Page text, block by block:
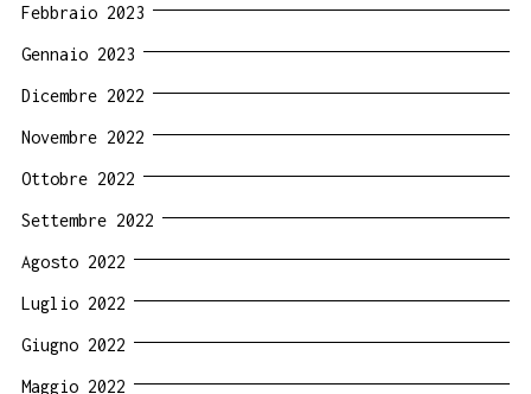
Febbraio 2023
Gennaio 2023
Dicembre 2022
Novembre 2022
Ottobre 2022
Settembre 2022
Agosto 2022
Luglio 2022
Giugno 2022
Maggio 2022